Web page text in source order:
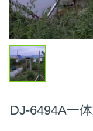
DJ-6494A一